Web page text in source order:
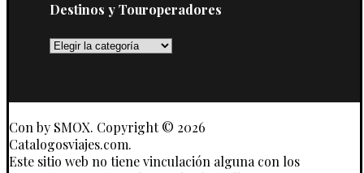
Destinos y Touroperadores
Destinos
Con by SMOX. Copyright © 2026
Catalogosviajes.com.
Este sitio web no tiene vinculación alguna con los